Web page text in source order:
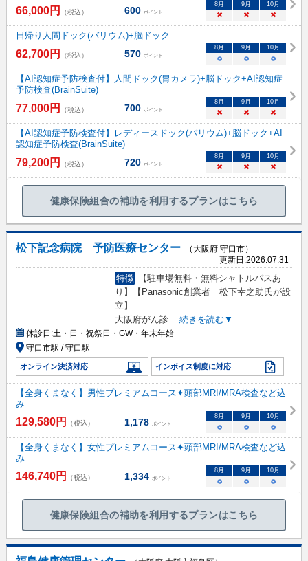
66,000円 （税込） 600 ポイント
8月 9月 10月
× × ×
日帰り人間ドック(バリウム)+脳ドック
62,700円 （税込） 570 ポイント
8月 9月 10月
○ ○ ○
【AI認知症予防検査付】人間ドック(胃カメラ)+脳ドック+AI認知症
予防検査(BrainSuite)
77,000円 （税込） 700 ポイント
8月 9月 10月
× × ×
【AI認知症予防検査付】レディースドック(バリウム)+脳ドック+AI
認知症予防検査(BrainSuite)
79,200円 （税込） 720 ポイント
8月 9月 10月
× × ×
健康保険組合の補助を利用するプランはこちら
松下記念病院 予防医療センター
（大阪府 守口市）
更新日:2026.07.31
特徴
【駐車場無料・無料シャトルバスあ
り】【Panasonic創業者 松下幸之助氏が設
立】
大阪府がん診... 続きを読む▼
休診日:土・日・祝祭日・GW・年末年始
守口市駅 / 守口駅
オンライン決済対応 インボイス制度に対応
【全身くまなく】男性プレミアムコース✦頭部MRI/MRA検査など込
み
129,580円 （税込） 1,178 ポイント
8 月 9 月 10月
○ ○ ○
【全身くまなく】女性プレミアムコース✦頭部MRI/MRA検査など込
み
146,740円 （税込） 1,334 ポイント
8 月 9 月 10月
○ ○ ○
健康保険組合の補助を利用するプランはこちら